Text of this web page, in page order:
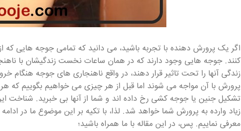
اگر یک پرورش دهنده با تجربه باشید، می دانید که تمامی جوجه هایی
کنند. جوجه هایی وجود دارند که در همان ساعات نخست زندگیشان با
زندگی آنها را تحت تاثیر قرار دهند، در واقع ناهنجاری های جوجه
پرورش با آن مواجه می شوند اما قبل از هر چیزی می خواهیم بگوییم که
تشکیل جنین یا جوجه کشی رخ داده اند و شما از آنها بی خبرید. شناخت
زیاد وارده به پرورش شما خواهد شد. لذا، با تکیه بر این موضوع ما در
معرفی نماییم. پس، در این مقاله با ما همراه باشید؛